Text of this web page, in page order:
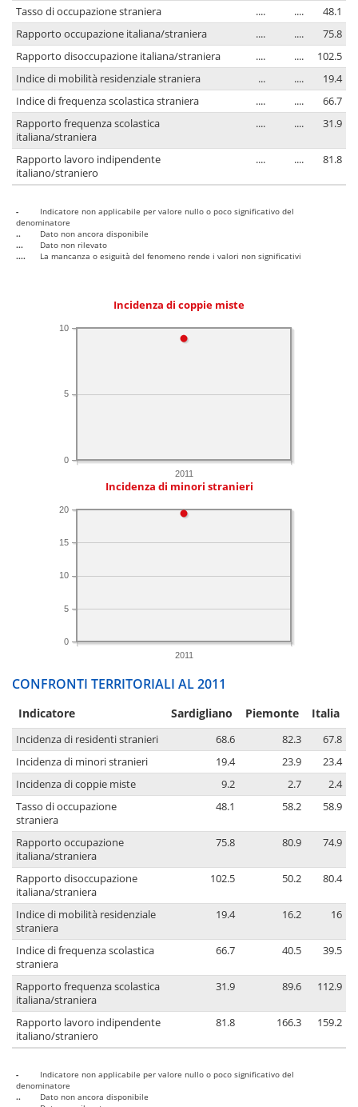
Tasso di occupazione straniera
.... ....
48.1
Rapporto occupazione italiana/straniera
.... ....
75.8
Rapporto disoccupazione italiana/straniera
.... ....
102.5
Indice di mobilità residenziale straniera
... ....
19.4
Indice di frequenza scolastica straniera
.... ....
66.7
Rapporto frequenza scolastica
italiana/straniera
.... .... 31.9
Rapporto lavoro indipendente
italiano/straniero
.... .... 81.8
-
Indicatore non applicabile per valore nullo o poco significativo del
denominatore
..
Dato non ancora disponibile
...
Dato non rilevato
....
La mancanza o esiguità del fenomeno rende i valori non significativi
Incidenza di coppie miste
2011
0
5
10
Incidenza di minori stranieri
2011
0
5
10
15
20
CONFRONTI TERRITORIALI AL 2011
Indicatore Sardigliano Piemonte Italia
Incidenza di residenti stranieri 68.6 82.3
67.8
Incidenza di minori stranieri
19.4 23.9
23.4
Incidenza di coppie miste
9.2 2.7
2.4
Tasso di occupazione
straniera
48.1 58.2 58.9
Rapporto occupazione
italiana/straniera
75.8 80.9 74.9
Rapporto disoccupazione
italiana/straniera
102.5 50.2 80.4
Indice di mobilità residenziale
straniera
19.4 16.2 16
Indice di frequenza scolastica
straniera
66.7 40.5 39.5
Rapporto frequenza scolastica
italiana/straniera
31.9 89.6 112.9
Rapporto lavoro indipendente
italiano/straniero
81.8 166.3 159.2
-
Indicatore non applicabile per valore nullo o poco significativo del
denominatore
..
Dato non ancora disponibile